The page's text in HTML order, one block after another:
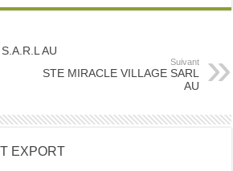
AU
Suivant
STE MIRACLE VILLAGE SARL
AU
EXPORT